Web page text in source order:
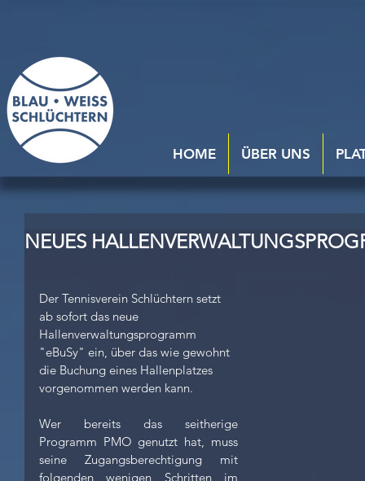
NEUES
Der Tennisverein Schlüchtern setzt
ab sofort das neue
Hallenverwaltungsprogramm
"eBuSy" ein, über das wie gewohnt
die Buchung eines Hallenplatzes
vorgenommen werden kann.
Wer bereits das seitherige
Programm PMO genutzt hat, muss
seine Zugangsberechtigung mit
folgenden wenigen Schritten im
HOME ÜBER UNS